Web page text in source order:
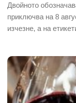
Двойното
приключва на 8
изчезне, а на